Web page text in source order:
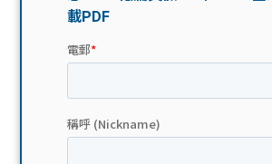
大學
Gui
校園